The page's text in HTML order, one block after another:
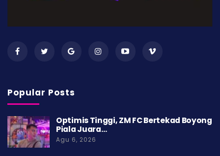
Popular Posts
Optimis Tinggi, ZM FC Bertekad Boyong
Piala Juara…
Agu 6, 2026